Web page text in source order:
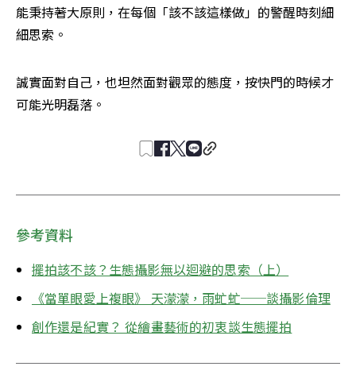
能秉持著大原則，在每個「該不該這樣做」的警醒時刻細
細思索。
誠實面對自己，也坦然面對觀眾的態度，按快門的時候才
可能光明磊落。
參考資料
擺拍該不該？生態攝影無以迴避的思索（上）
《當單眼愛上複眼》 天濛濛，雨虻虻──談攝影倫理
創作還是紀實？ 從繪畫藝術的初衷談生態擺拍